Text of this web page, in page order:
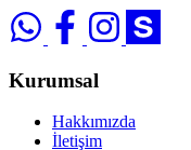
Kurumsal
Hakkımızda
İletişim